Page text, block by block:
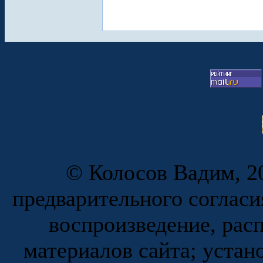
© Колосов Вадим,
предварительного
воспроизведение,
материалов сайта;